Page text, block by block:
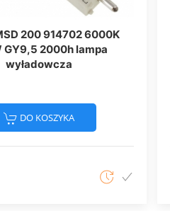
200 914702 6000K
GY9,5 2000h lampa
wyładowcza
DO KOSZYKA